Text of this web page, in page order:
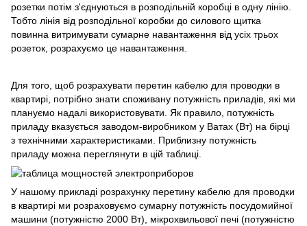
розетки потім з'єднуються в розподільній коробці в одну лінію.
Тобто лінія від розподільної коробки до силового щитка
повинна витримувати сумарне навантаження від усіх трьох
розеток, розрахуємо це навантаження.
Для того, щоб розрахувати перетин кабелю для проводки в
квартирі, потрібно знати споживану потужність приладів, які ми
плануємо надалі використовувати. Як правило, потужність
приладу вказується заводом-виробником у Ватах (Вт) на бірці
з технічними характеристиками. Приблизну потужність
приладу можна переглянути в цій таблиці.
У нашому прикладі розрахунку перетину кабелю для проводки
в квартирі ми розраховуємо сумарну потужність посудомийної
машини (потужністю 2000 Вт), мікрохвильової печі (потужністю